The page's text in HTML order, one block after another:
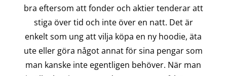
bra eftersom att fonder och aktier tenderar att
stiga över tid och inte över en natt. Det är
enkelt som ung att vilja köpa en ny hoodie, äta
ute eller göra något annat för sina pengar som
man kanske inte egentligen behöver. När man